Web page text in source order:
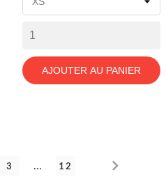
AJOUTER AU PANIER
3 12 